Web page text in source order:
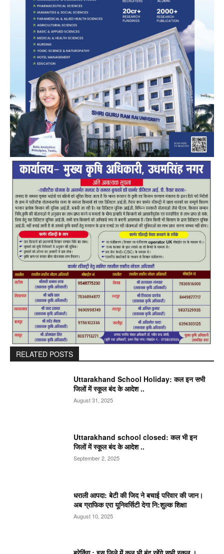
RELATED POSTS
Uttarakhand School Holiday: कल इन सभी
जिलों में स्कूल बंद के आदेश ..
August 31, 2025
Uttarakhand school closed: कल भी इन
जिलों में स्कूल बंद के आदेश ..
September 2, 2025
धराली आपदा: बेटी की जिद ने बचाई परिवार की जान।
अब ग्राफिक एरा यूनिवर्सिटी देगा नि:शुल्क शिक्षा
August 10, 2025